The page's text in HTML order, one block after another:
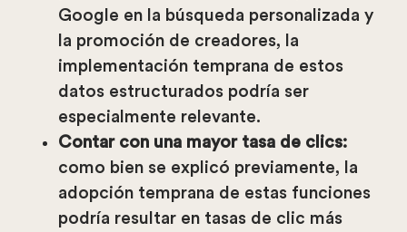
Google en la búsqueda personalizada y
la promoción de creadores, la
implementación temprana de estos
datos estructurados podría ser
especialmente relevante.
Contar con una mayor tasa de clics:
como bien se explicó previamente, la
adopción temprana de estas funciones
podría resultar en tasas de clic más